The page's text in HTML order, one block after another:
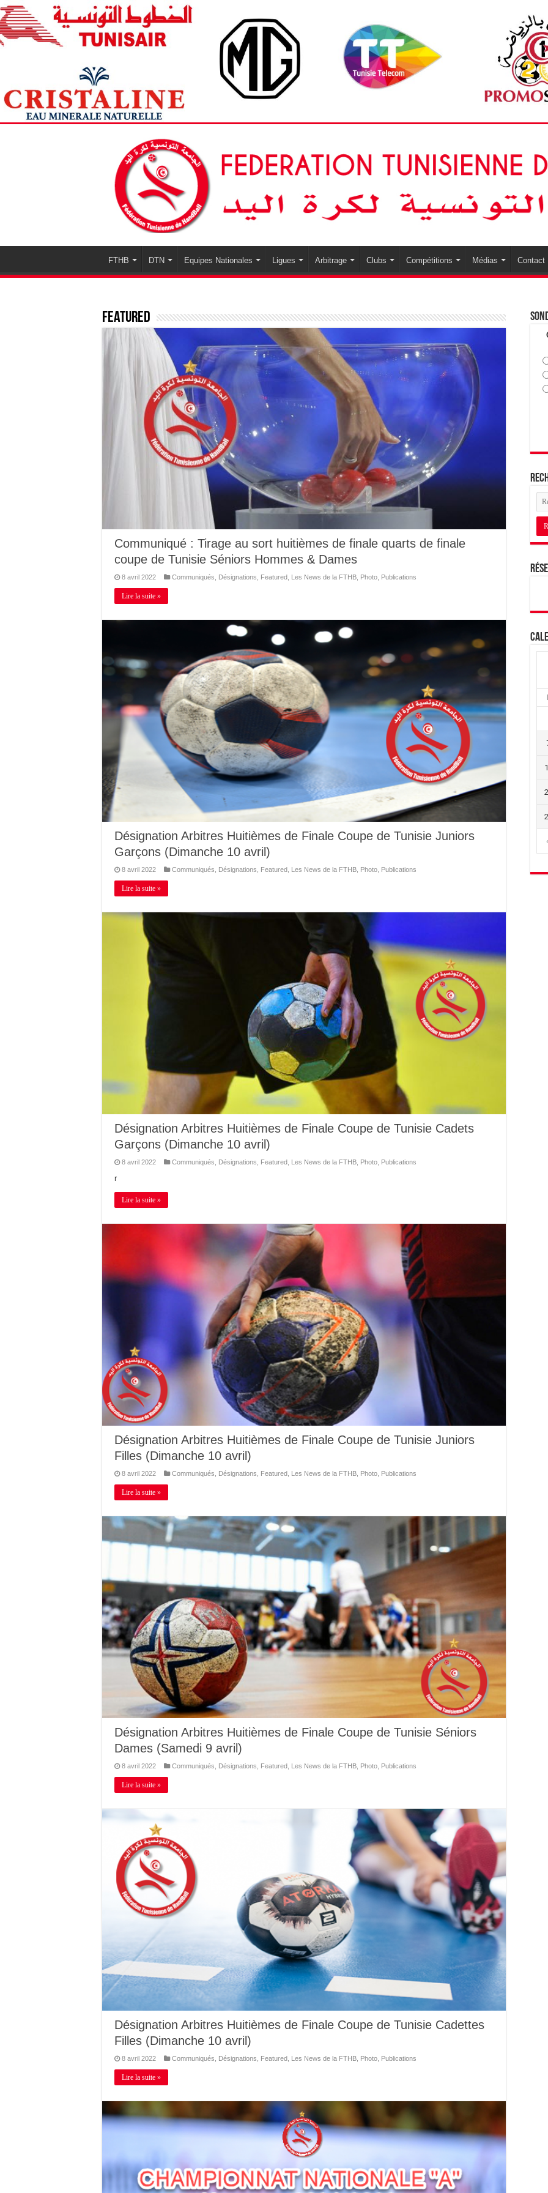
FTHB DTN Equipes Nationales Ligues Arbitrage Clubs Compétitions Médias Contact
Featured
Communiqué : Tirage au sort huitièmes de finale quarts de finale
coupe de Tunisie Séniors Hommes & Dames
8 avril 2022 Communiqués Désignations Featured Les News de la FTHB Photo Publications
Lire la suite »
Désignation Arbitres Huitièmes de Finale Coupe de Tunisie Juniors
Garçons (Dimanche 10 avril)
8 avril 2022 Communiqués Désignations Featured Les News de la FTHB Photo Publications
Lire la suite »
Désignation Arbitres Huitièmes de Finale Coupe de Tunisie Cadets
Garçons (Dimanche 10 avril)
8 avril 2022 Communiqués Désignations Featured Les News de la FTHB Photo Publications
r
Lire la suite »
Désignation Arbitres Huitièmes de Finale Coupe de Tunisie Juniors
Filles (Dimanche 10 avril)
8 avril 2022 Communiqués Désignations Featured Les News de la FTHB Photo Publications
Lire la suite »
Désignation Arbitres Huitièmes de Finale Coupe de Tunisie Séniors
Dames (Samedi 9 avril)
8 avril 2022 Communiqués Désignations Featured Les News de la FTHB Photo Publications
Lire la suite »
Désignation Arbitres Huitièmes de Finale Coupe de Tunisie Cadettes
Filles (Dimanche 10 avril)
8 avril 2022 Communiqués Désignations Featured Les News de la FTHB Photo Publications
Lire la suite »
L